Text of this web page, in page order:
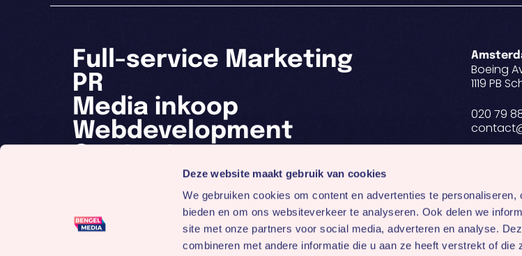
Deze website maakt gebruik van cookies
We gebruiken cookies om content en advertenties te
bieden en om ons websiteverkeer te analyseren. Ook delen we
site met onze partners voor social media, adverteren en analyse.
combineren met andere informatie die u aan ze heeft verstrekt of die
Full-service Marketing
PR
Media inkoop
Webdevelopment
Boeing
1119 PB
020 79
Volg ons